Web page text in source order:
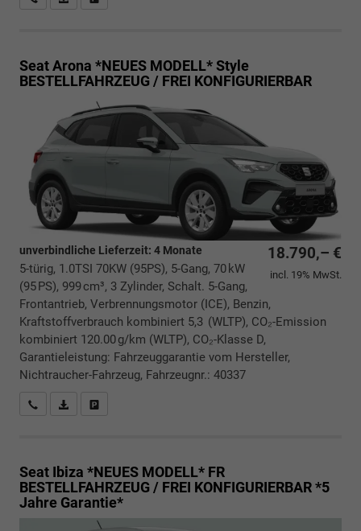
Seat Arona *NEUES MODELL*Style
BESTELLFAHRZEUG / FREI KONFIGURIERBAR
18.790,– €
incl. 19% MwSt.
unverbindliche Lieferzeit: 4 Monate
5-türig, 1.0TSI 70KW (95PS), 5-Gang, 70 kW
(95 PS), 999 cm³, 3 Zylinder, Schalt. 5-Gang,
Frontantrieb, Verbrennungsmotor (ICE), Benzin,
Kraftstoffverbrauch kombiniert 5,3 (WLTP), CO₂-Emission
kombiniert 120.00 g/km (WLTP), CO₂-Klasse D,
Garantieleistung: Fahrzeuggarantie vom Hersteller,
Nichtraucher-Fahrzeug, Fahrzeugnr.: 40337
Rückrufbitte absenden
PDF-Datei, Fahrzeugexposé drucken
Seat Ibiza *NEUES MODELL* FR
BESTELLFAHRZEUG / FREI KONFIGURIERBAR *5
Jahre Garantie*